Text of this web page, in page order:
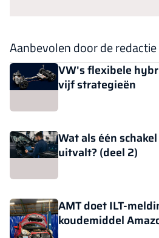
Aanbevolen door de redactie
VW's flexibele
vijf strategieën
Wat als één
uitvalt? (deel 2)
AMT doet ILT-
koudemiddel